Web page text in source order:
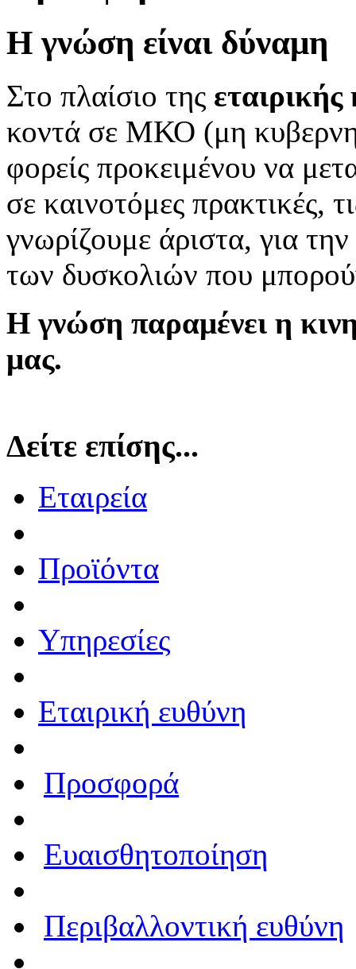
Η γνώση είναι δύναμη
Στο πλαίσιο της
κοντά σε ΜΚΟ (μη
φορείς προκειμένου να
σε καινοτόμες πρακτικές,
γνωρίζουμε άριστα, για
των δυσκολιών που
Η γνώση παραμένει η
μας.
Δείτε επίσης...
Εταιρεία
Προϊόντα
Υπηρεσίες
Εταιρική ευθύνη
Προσφορά
Ευαισθητοποίηση
Περιβαλλοντική ευθύνη